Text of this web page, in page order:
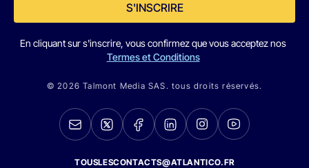
S'INSCRIRE
En cliquant sur s'inscrire, vous confirmez que vous acceptez nos
Termes et Conditions
© 2026 Talmont Media SAS. tous droits réservés.
TOUSLESCONTACTS@ATLANTICO.FR